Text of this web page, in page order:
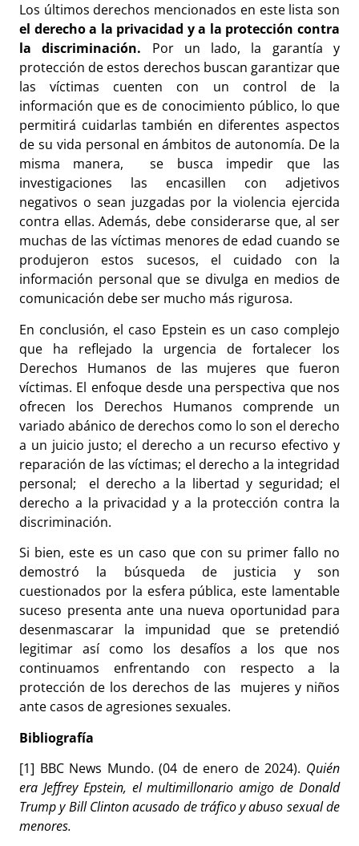
Los últimos derechos mencionados en este lista son
el derecho a la privacidad y a la protección contra
la discriminación. Por un lado, la garantía y
protección de estos derechos buscan garantizar que
las víctimas cuenten con un control de la
información que es de conocimiento público, lo que
permitirá cuidarlas también en diferentes aspectos
de su vida personal en ámbitos de autonomía. De la
misma manera, se busca impedir que las
investigaciones las encasillen con adjetivos
negativos o sean juzgadas por la violencia ejercida
contra ellas. Además, debe considerarse que, al ser
muchas de las víctimas menores de edad cuando se
produjeron estos sucesos, el cuidado con la
información personal que se divulga en medios de
comunicación debe ser mucho más rigurosa.
En conclusión, el caso Epstein es un caso complejo
que ha reflejado la urgencia de fortalecer los
Derechos Humanos de las mujeres que fueron
víctimas. El enfoque desde una perspectiva que nos
ofrecen los Derechos Humanos comprende un
variado abánico de derechos como lo son el derecho
a un juicio justo; el derecho a un recurso efectivo y
reparación de las víctimas; el derecho a la integridad
personal; el derecho a la libertad y seguridad; el
derecho a la privacidad y a la protección contra la
discriminación.
Si bien, este es un caso que con su primer fallo no
demostró la búsqueda de justicia y son
cuestionados por la esfera pública, este lamentable
suceso presenta ante una nueva oportunidad para
desenmascarar la impunidad que se pretendió
legitimar así como los desafíos a los que nos
continuamos enfrentando con respecto a la
protección de los derechos de las mujeres y niños
ante casos de agresiones sexuales.
Bibliografía
[1] BBC News Mundo. (04 de enero de 2024). Quién
era Jeffrey Epstein, el multimillonario amigo de Donald
Trump y Bill Clinton acusado de tráfico y abuso sexual de
menores.